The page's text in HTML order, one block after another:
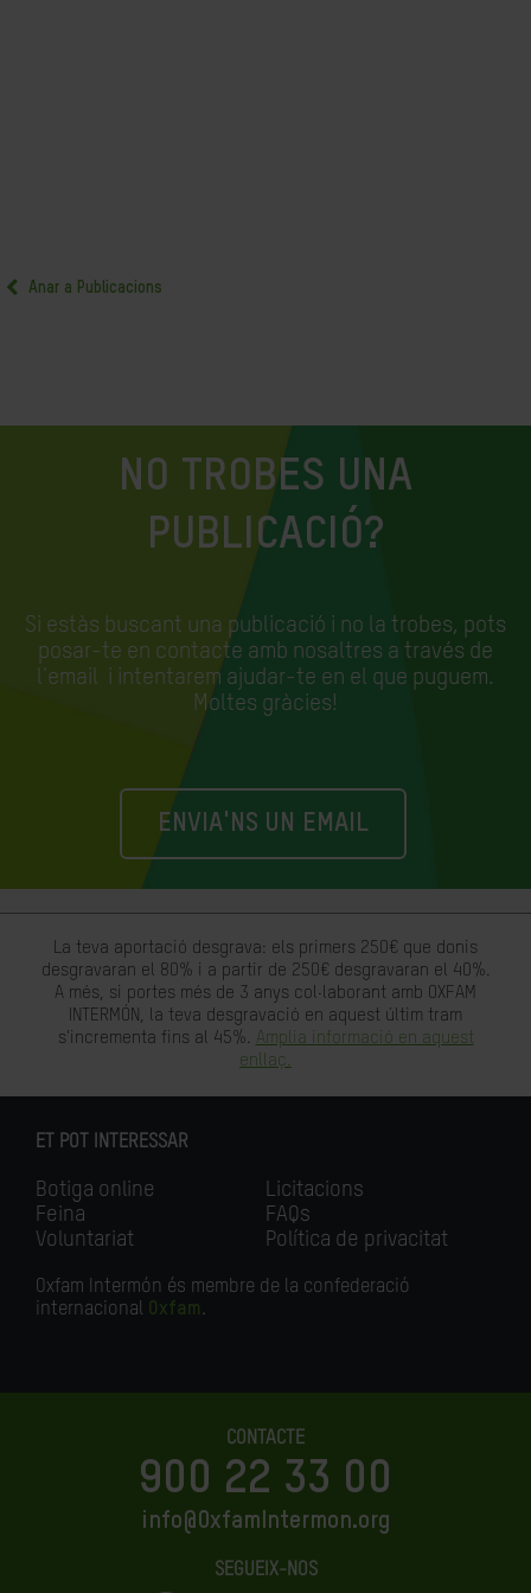
Anar a Publicacions
NO TROBES UNA
PUBLICACIÓ?
Si estàs buscant una publicació i no la trobes, pots
posar-te en contacte amb nosaltres a través de
l'email i intentarem ajudar-te en el que puguem.
Moltes gràcies!
ENVIA'NS UN EMAIL
La teva aportació desgrava: els primers 250€ que donis
desgravaran el 80% i a partir de 250€ desgravaran el 40%.
A més, si portes més de 3 anys col·laborant amb OXFAM
INTERMÓN, la teva desgravació en aquest últim tram
s'incrementa fins al 45%. Amplia informació en aquest
enllaç.
ET POT INTERESSAR
Botiga online
Feina
Voluntariat
Licitacions
FAQs
Política de privacitat
Oxfam Intermón és membre de la confederació
internacional Oxfam.
CONTACTE
900 22 33 00
info@OxfamIntermon.org
SEGUEIX-NOS